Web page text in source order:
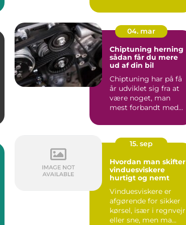
04. mar
Chiptuning herning
sådan får du mere
ud af din bil
Chiptuning har på få
år udviklet sig fra at
være noget, man
mest forbandt med
15. sep
Hvordan man skifter
vinduesviskere
hurtigt og nemt
Vinduesviskere er
afgørende for sikker
kørsel, især i regnvejr
eller sne, men ma...